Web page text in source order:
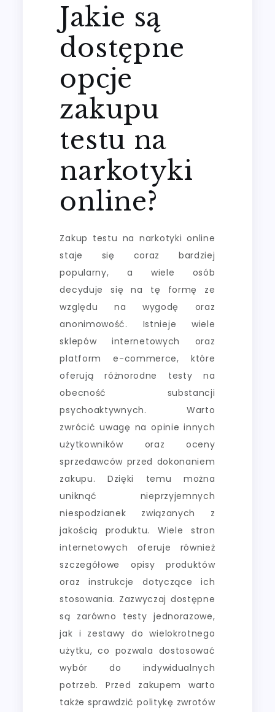
Jakie są
dostępne
opcje
zakupu
testu na
narkotyki
online?
Zakup testu na narkotyki online
staje się coraz bardziej
popularny, a wiele osób
decyduje się na tę formę ze
względu na wygodę oraz
anonimowość. Istnieje wiele
sklepów internetowych oraz
platform e-commerce, które
oferują różnorodne testy na
obecność substancji
psychoaktywnych. Warto
zwrócić uwagę na opinie innych
użytkowników oraz oceny
sprzedawców przed dokonaniem
zakupu. Dzięki temu można
uniknąć nieprzyjemnych
niespodzianek związanych z
jakością produktu. Wiele stron
internetowych oferuje również
szczegółowe opisy produktów
oraz instrukcje dotyczące ich
stosowania. Zazwyczaj dostępne
są zarówno testy jednorazowe,
jak i zestawy do wielokrotnego
użytku, co pozwala dostosować
wybór do indywidualnych
potrzeb. Przed zakupem warto
także sprawdzić politykę zwrotów